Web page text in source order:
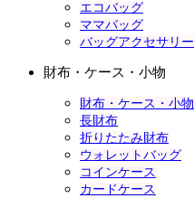
エコバッグ
ママバッグ
バッグアクセサリー
財布・ケース・小物
財布・ケース・小
長財布
折りたたみ財布
ウォレットバッグ
コインケース
カードケース